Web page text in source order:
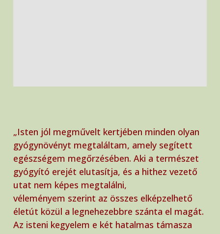
„Isten jól megművelt kertjében minden olyan
gyógynövényt megtaláltam, amely segített
egészségem megőrzésében. Aki a természet
gyógyító erejét elutasítja, és a hithez vezető
utat nem képes megtalálni,
véleményem szerint az összes elképzelhető
életút közül a legnehezebbre szánta el magát.
Az isteni kegyelem e két hatalmas támasza